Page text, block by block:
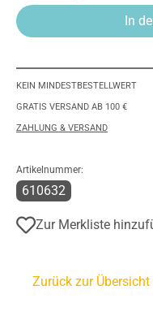
In
KEIN MINDESTBESTELLWERT
GRATIS VERSAND AB 100 €
ZAHLUNG & VERSAND
Artikelnummer:
610632
Zur Merkliste
Zurück zur Übersicht